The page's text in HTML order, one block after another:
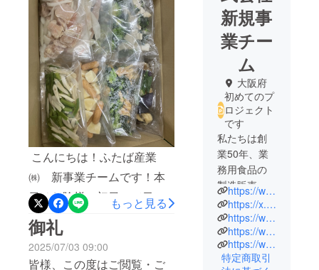
こんにちは！ふたば産業
㈱ 新事業チームです！本
日はお陰様で初日にて目標
金額を達成させて頂きまし
た、当社新製品『すまさぽ
ミール』の製造の様子をご
もっと見る
御礼
2025/07/03 09:00
皆様、この度はご閲覧・ご
新規事
業チー
ム
大阪府
初めてのプ
ロジェクト
です
私たちは創
業50年、業
務用食品の
製造販売を
し続けてき
た、"食"のプ
ロフェッ
ショナル、
ふたば産業
https://www.futaba-sangyo.co.jp/
https://x.com/futabasangyo50
https://www.instagram.com/futaba_50/
https://www.facebook.com/profile.php?id=61576134081285
https://www.instagram.com/fu_chan89/
特定商取引